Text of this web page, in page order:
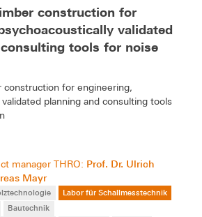
construction for
validated
tools for noise
construction for engineering,
planning and consulting tools
manager THRO: Prof. Dr. Ulrich
Mayr
Labor für Schallmesstechnik
Bautechnik